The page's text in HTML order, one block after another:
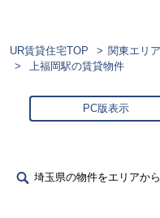
UR賃貸住宅TOP 関東エリア
上福岡駅の賃貸物件
PC版表示
埼玉県の物件をエリアか